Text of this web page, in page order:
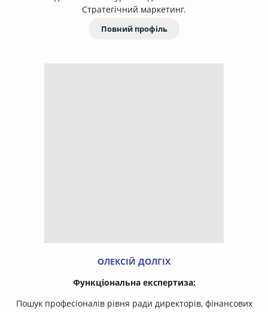
Стратегічний маркетинг.
Повний профіль
ОЛЕКСІЙ ДОЛГІХ
Функціональна експертиза:
Пошук професіоналів рівня ради директорів, фінансових